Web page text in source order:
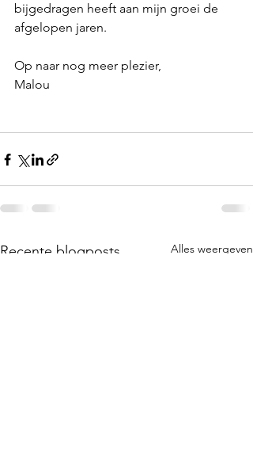
bijgedragen heeft aan mijn groei de
afgelopen jaren.
Op naar nog meer plezier,
Malou
Recente blogposts Alles weergeven